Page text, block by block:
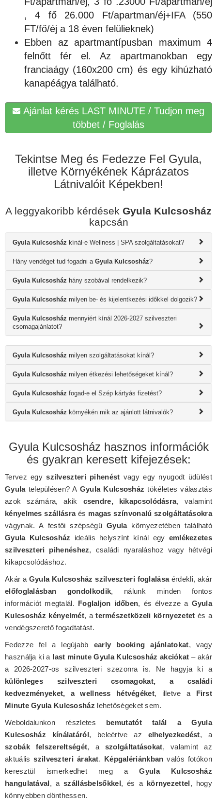
, 4 fő 26.000 Ft/apartman/éj+IFA (550
FT/fő/éj a 18 éven felülieknek)
Ebben az apartmantípusban maximum 4
felnőtt fér el. Az apartmanokban egy
franciaágy (160x200 cm) és egy kihúzható
kanapéágya található.
Ajánlat kérés LAST MINUTE / Tudjon meg
többet / Foglalás
Tekintse Meg és Fedezze Fel Gyula,
illetve Környékének Káprázatos
Látnivalóit Képekben!
A leggyakoribb kérdések Gyula Kulcsosház
kapcsán
Gyula Kulcsosház kínál-e Wellness | SPA szolgáltatásokat?
Hány vendéget tud fogadni a Gyula Kulcsosház?
Gyula Kulcsosház hány szobával rendelkezik?
Gyula Kulcsosház milyen be- és kijelentkezési időkkel dolgozik?
Gyula Kulcsosház mennyiért kínál 2026-2027 szilveszteri
csomagajánlatot?
Gyula Kulcsosház milyen szolgáltatásokat kínál?
Gyula Kulcsosház milyen étkezési lehetőségeket kínál?
Gyula Kulcsosház fogad-e el Szép kártyás fizetést?
Gyula Kulcsosház környékén mik az ajánlott látnivalók?
Gyula Kulcsosház hasznos információk
és gyakran keresett kifejezések:
Tervez egyszilveszteri pihenést vagy egy nyugodt üdülést
Gyulatelepülésen? A Gyula Kulcsosház tökéletes választás
azok számára, akik csendre, kikapcsolódásra, valamint
kényelmes szállásraés magas színvonalú szolgáltatásokra
vágynak. A festői szépségű Gyulakörnyezetében található
Gyula Kulcsosház ideális helyszínt kínál egy emlékezetes
szilveszteri pihenéshez, családi nyaraláshoz vagy hétvégi
kikapcsolódáshoz.
Akár a Gyula Kulcsosház szilveszteri foglalásaérdekli, akár
előfoglalásban gondolkodik, nálunk minden fontos
információt megtalál. Foglaljon időben, és élvezze a Gyula
Kulcsosház kényelmét, atermészetközeli környezetet és a
vendégszerető fogadtatást.
Fedezze fel a legújabb early booking ajánlatokat, vagy
használja ki a last minute Gyula Kulcsosház akciókat – akár
a 2026-2027-os szilveszteri szezonra is. Ne hagyja ki a
különleges szilveszteri csomagokat, a családi
kedvezményeket, a wellness hétvégéket, illetve a First
Minute Gyula Kulcsosház lehetőségeket sem.
Weboldalunkon részletes bemutatót talál a Gyula
Kulcsosház kínálatáról, beleértve az elhelyezkedést, a
szobák felszereltségét, a szolgáltatásokat, valamint az
aktuálisszilveszteri árakat. Képgalériánkban valós fotókon
keresztül ismerkedhet meg aGyula Kulcsosház
hangulatával, aszállásbelsőkkel, és a környezettel, hogy
könnyebben dönthessen.